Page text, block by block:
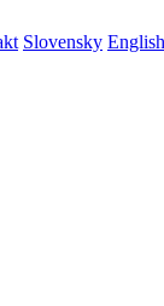
Slovensky English